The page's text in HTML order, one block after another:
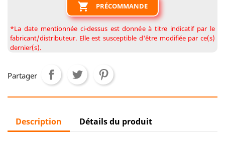
 PRÉCOMMANDE
*La date mentionnée ci-dessus est donnée à titre indicatif par le
fabricant/distributeur. Elle est susceptible d'être modifiée par ce(s)
dernier(s).
Partager
Description Détails du produit